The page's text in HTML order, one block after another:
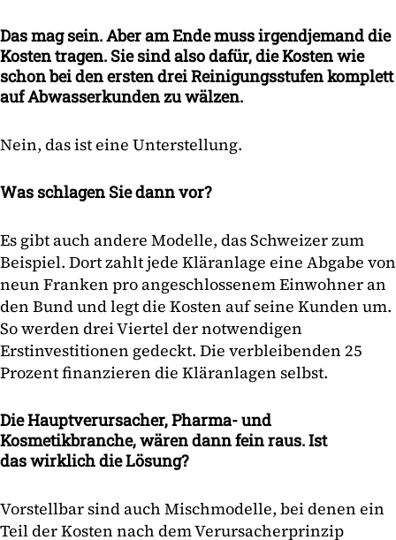
Das mag sein. Aber am Ende muss irgendjemand die
Kosten tragen. Sie sind also dafür, die Kosten wie
schon bei den ersten drei Reinigungsstufen komplett
auf Abwasserkunden zu wälzen.
Nein, das ist eine Unterstellung.
Was schlagen Sie dann vor?
Es gibt auch andere Modelle, das Schweizer zum
Beispiel. Dort zahlt jede Kläranlage eine Abgabe von
neun Franken pro angeschlossenem Einwohner an
den Bund und legt die Kosten auf seine Kunden um.
So werden drei Viertel der notwendigen
Erstinvestitionen gedeckt. Die verbleibenden 25
Prozent finanzieren die Kläranlagen selbst.
Die Hauptverursacher, Pharma- und
Kosmetikbranche, wären dann fein raus. Ist
das wirklich die Lösung?
Vorstellbar sind auch Mischmodelle, bei denen ein
Teil der Kosten nach dem Verursacherprinzip